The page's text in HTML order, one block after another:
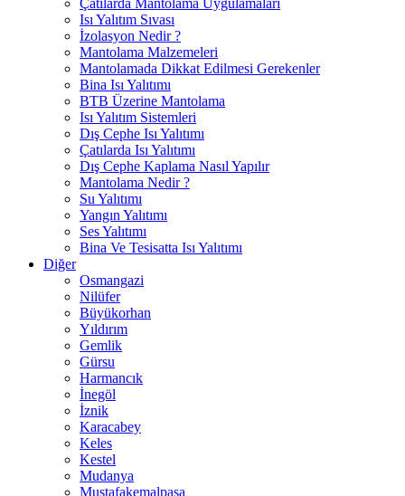
Çatılarda Mantolama Uygulamaları
Isı Yalıtım Sıvası
İzolasyon Nedir ?
Mantolama Malzemeleri
Mantolamada Dikkat Edilmesi Gerekenler
Bina Isı Yalıtımı
BTB Üzerine Mantolama
Isı Yalıtım Sistemleri
Dış Cephe Isı Yalıtımı
Çatılarda Isı Yalıtımı
Dış Cephe Kaplama Nasıl Yapılır
Mantolama Nedir ?
Su Yalıtımı
Yangın Yalıtımı
Ses Yalıtımı
Bina Ve Tesisatta Isı Yalıtımı
Diğer
Osmangazi
Nilüfer
Büyükorhan
Yıldırım
Gemlik
Gürsu
Harmancık
İnegöl
İznik
Karacabey
Keles
Kestel
Mudanya
Mustafakemalpaşa